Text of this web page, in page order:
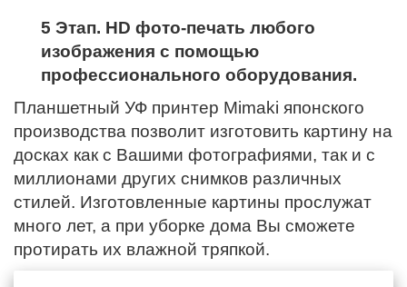
5 Этап. HD фото-печать любого
изображения с помощью
профессионального оборудования.
Планшетный УФ принтер Mimaki японского
производства позволит изготовить картину на
досках как с Вашими фотографиями, так и с
миллионами других снимков различных
стилей. Изготовленные картины прослужат
много лет, а при уборке дома Вы сможете
протирать их влажной тряпкой.